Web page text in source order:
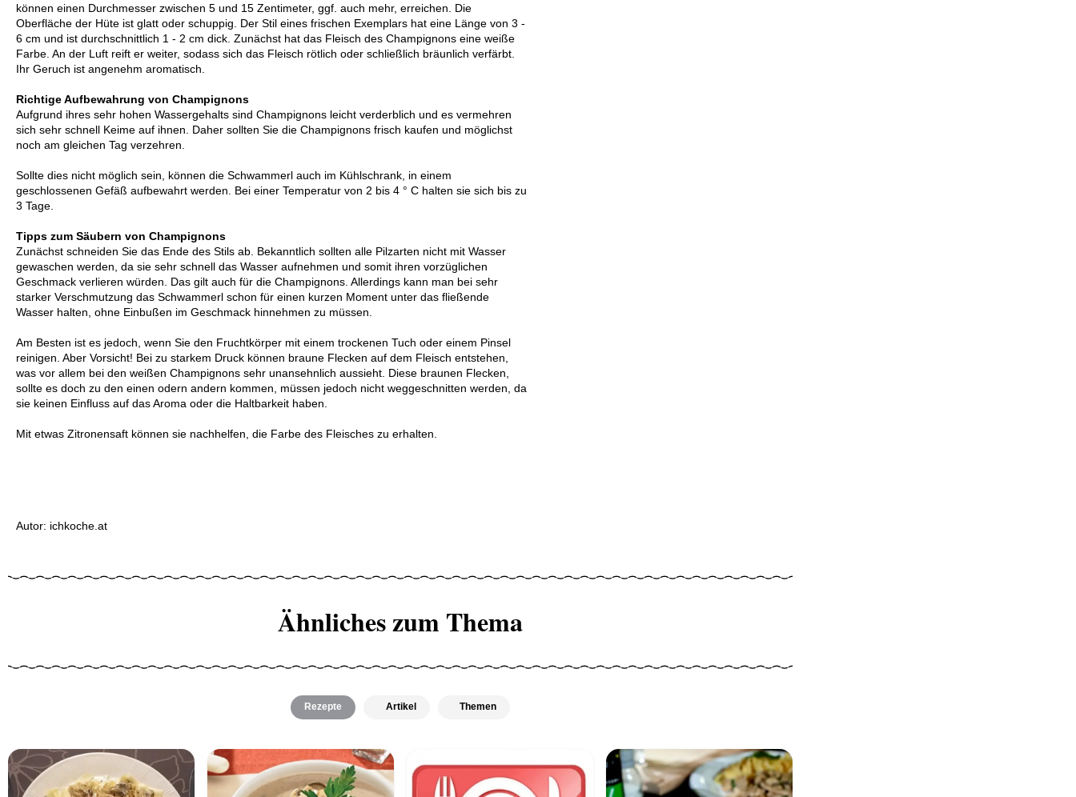
können einen Durchmesser zwischen 5 und 15 Zentimeter, ggf. auch mehr, erreichen. Die
Oberfläche der Hüte ist glatt oder schuppig. Der Stil eines frischen Exemplars hat eine Länge von 3 -
6 cm und ist durchschnittlich 1 - 2 cm dick. Zunächst hat das Fleisch des Champignons eine weiße
Farbe. An der Luft reift er weiter, sodass sich das Fleisch rötlich oder schließlich bräunlich verfärbt.
Ihr Geruch ist angenehm aromatisch.
Richtige Aufbewahrung von Champignons
Aufgrund ihres sehr hohen Wassergehalts sind Champignons leicht verderblich und es vermehren
sich sehr schnell Keime auf ihnen. Daher sollten Sie die Champignons frisch kaufen und möglichst
noch am gleichen Tag verzehren.
Sollte dies nicht möglich sein, können die Schwammerl auch im Kühlschrank, in einem
geschlossenen Gefäß aufbewahrt werden. Bei einer Temperatur von 2 bis 4 ° C halten sie sich bis zu
3 Tage.
Tipps zum Säubern von Champignons
Zunächst schneiden Sie das Ende des Stils ab. Bekanntlich sollten alle Pilzarten nicht mit Wasser
gewaschen werden, da sie sehr schnell das Wasser aufnehmen und somit ihren vorzüglichen
Geschmack verlieren würden. Das gilt auch für die Champignons. Allerdings kann man bei sehr
starker Verschmutzung das Schwammerl schon für einen kurzen Moment unter das fließende
Wasser halten, ohne Einbußen im Geschmack hinnehmen zu müssen.
Am Besten ist es jedoch, wenn Sie den Fruchtkörper mit einem trockenen Tuch oder einem Pinsel
reinigen. Aber Vorsicht! Bei zu starkem Druck können braune Flecken auf dem Fleisch entstehen,
was vor allem bei den weißen Champignons sehr unansehnlich aussieht. Diese braunen Flecken,
sollte es doch zu den einen odern andern kommen, müssen jedoch nicht weggeschnitten werden, da
sie keinen Einfluss auf das Aroma oder die Haltbarkeit haben.
Mit etwas Zitronensaft können sie nachhelfen, die Farbe des Fleisches zu erhalten.
Autor: ichkoche.at
Ähnliches zum Thema
Rezepte Artikel Themen